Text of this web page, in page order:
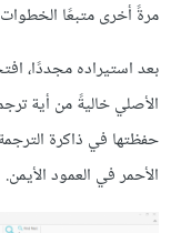
مرةً أخرى متبعًا الخطوات
بعد استيراده مجددًا،
الأصلي خاليةً من أية
حفظتها في ذاكرة
الأحمر في العمود الأيمن.